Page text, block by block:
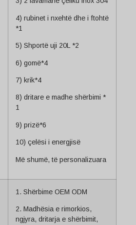
4) rubinet i nxehtë dhe i ftohtë
*1
5) Shportë uji 20L *2
6) gomë*4
7) krik*4
8) dritare e madhe shërbimi *
1
9) prizë*6
10) çelësi i energjisë
Më shumë, të personalizuara
1. Shërbime OEM ODM
2. Madhësia e rimorkios,
ngjyra, dritarja e shërbimit,